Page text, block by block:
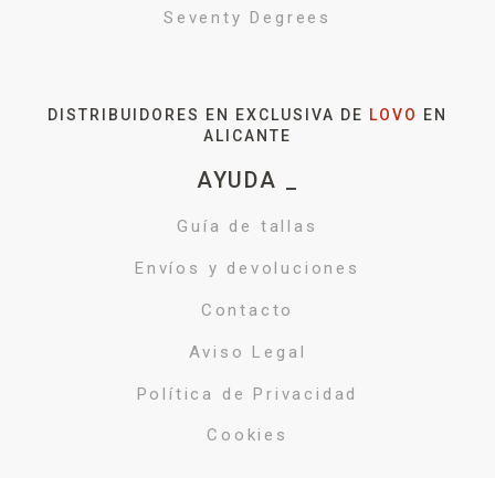
Seventy Degrees
DISTRIBUIDORES EN EXCLUSIVA DE LOVO
EN
ALICANTE
AYUDA _
Guía de tallas
Envíos y devoluciones
Contacto
Aviso Legal
Política de Privacidad
Cookies